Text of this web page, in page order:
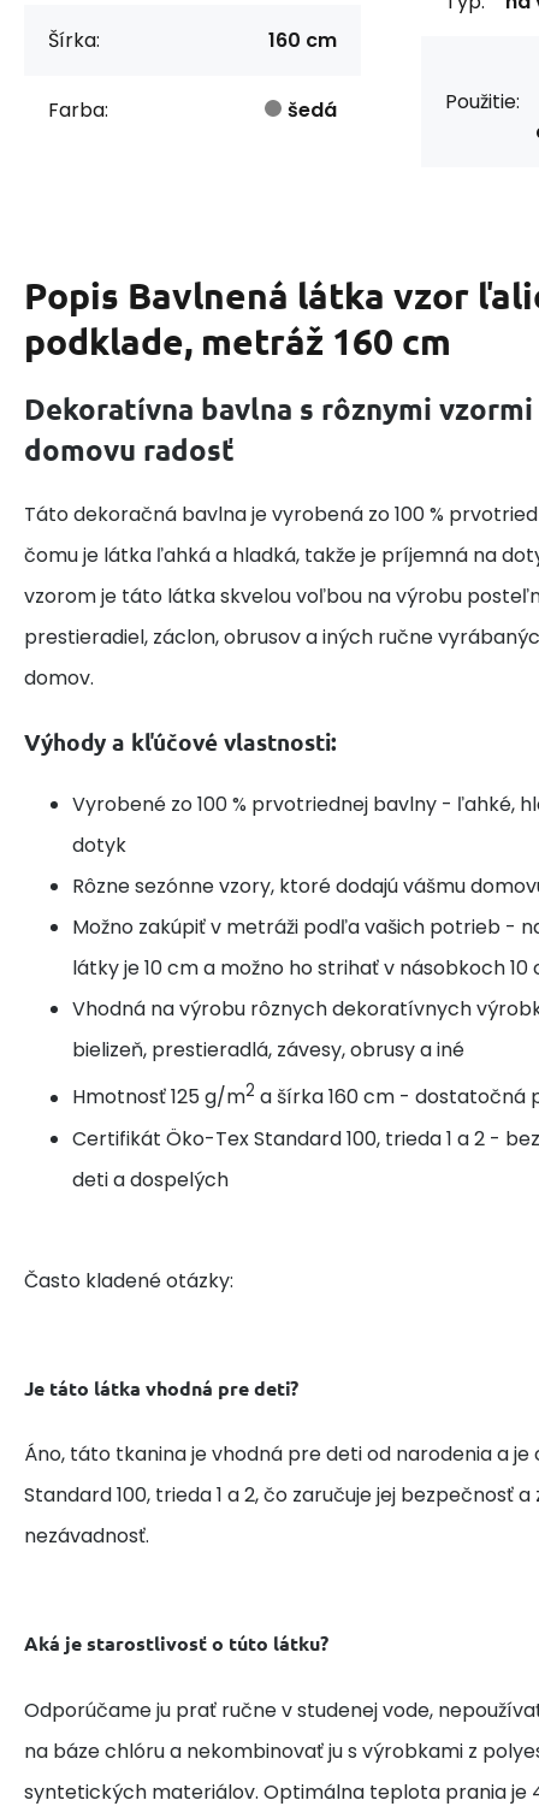
Šírka: 160 cm
Farba: šedá
Použitie:
Popis Bavlnená látka vzor
podklade, metráž 160 cm
Dekoratívna bavlna s rôznymi vzormi
domovu radosť
Táto dekoračná bavlna je vyrobená zo 100 %
čomu je látka ľahká a hladká, takže je príjemná na
vzorom je táto látka skvelou voľbou na výrobu
prestieradiel, záclon, obrusov a iných ručne
domov.
Výhody a kľúčové vlastnosti:
Vyrobené zo 100 % prvotriednej bavlny - ľahké,
dotyk
Rôzne sezónne vzory, ktoré dodajú vášmu
Možno zakúpiť v metráži podľa vašich potrieb -
látky je 10 cm a možno ho strihať v násobkoch 10
Vhodná na výrobu rôznych dekoratívnych
bielizeň, prestieradlá, závesy, obrusy a iné
Hmotnosť 125 g/m2 a šírka 160 cm - dostatočná
Certifikát Öko-Tex Standard 100, trieda 1 a 2 -
deti a dospelých
Často kladené otázky:
Je táto látka vhodná pre deti?
Áno, táto tkanina je vhodná pre deti od narodenia a
Standard 100, trieda 1 a 2, čo zaručuje jej bezpečnosť
nezávadnosť.
Aká je starostlivosť o túto látku?
Odporúčame ju prať ručne v studenej vode,
na báze chlóru a nekombinovať ju s výrobkami z
syntetických materiálov. Optimálna teplota prania je